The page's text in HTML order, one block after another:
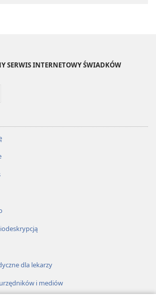
SERWIS INTERNETOWY ŚWIADKÓW
dla lekarzy
i mediów